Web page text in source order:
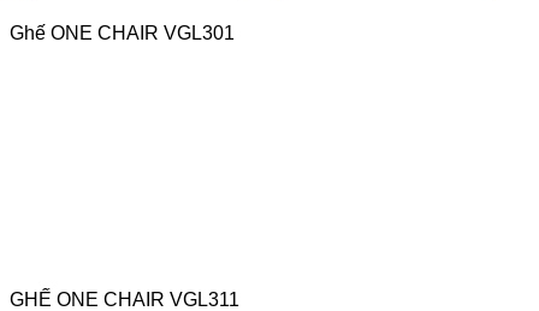
Ghế ONE CHAIR VGL301
GHẾ ONE CHAIR VGL311